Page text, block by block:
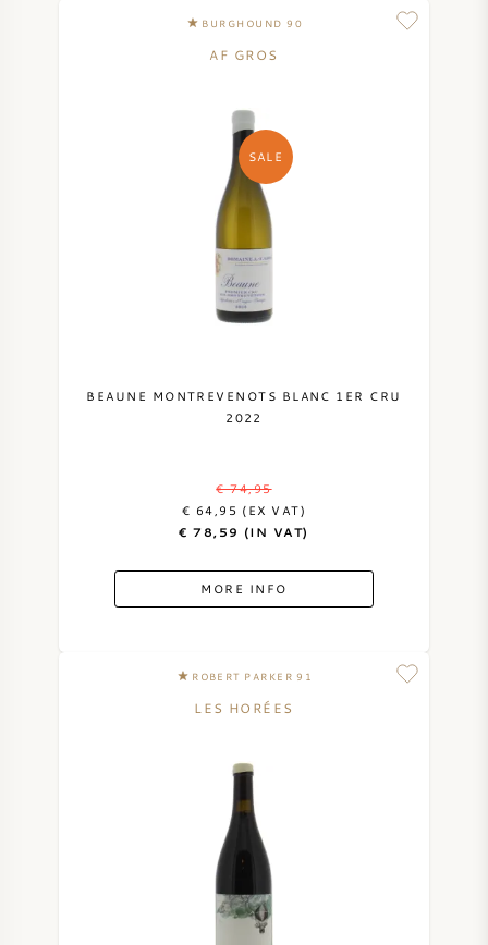
BURGHOUND 90
SALE
AF GROS
BEAUNE MONTREVENOTS BLANC 1ER CRU
2022
€ 74,95
€ 64,95 (EX VAT)
€ 78,59 (IN VAT)
MORE INFO
ROBERT PARKER 91
LES HORÉES